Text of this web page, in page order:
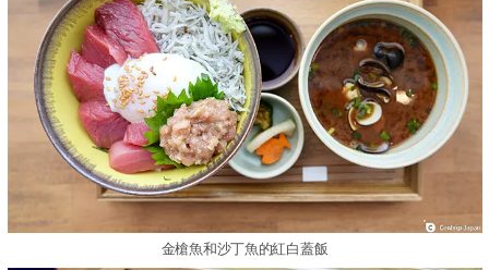
金槍魚和沙丁魚的紅白蓋飯